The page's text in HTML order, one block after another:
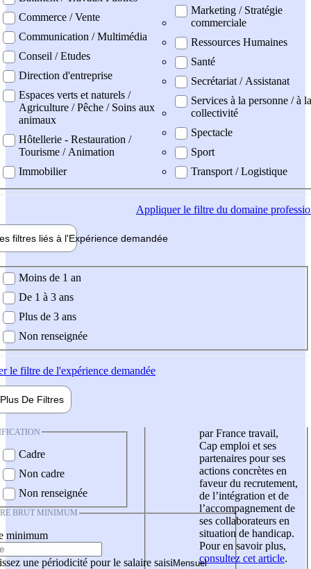
Commerce / Vente
Communication / Multimédia
Conseil / Etudes
Direction d'entreprise
Espaces verts et naturels /
Agriculture / Pêche / Soins aux
animaux
Hôtellerie - Restauration /
Tourisme / Animation
Immobilier
Marketing / Stratégie
commerciale
Ressources Humaines
Santé
Secrétariat / Assistanat
Services à la personne / à la
collectivité
Spectacle
Sport
Transport / Logistique
Appliquerle filtre du domaine
filtres liés à l'Expérience demandée
demandée
Moins de 1 an
De 1 à 3 ans
Plus de 3 ans
Non renseignée
le filtre de l'expérience demandée
Plus De Filtres
Cadre
Non cadre
Non renseignée
BRUT MINIMUM
minimum
une périodicité pour le salaire saisi
par France travail,
Cap emploi et ses
partenaires pour ses
actions concrètes en
faveur du recrutement,
de l’intégration et de
l’accompagnement de
ses collaborateurs en
situation de handicap.
Pour en savoir plus,
consultez cet article.